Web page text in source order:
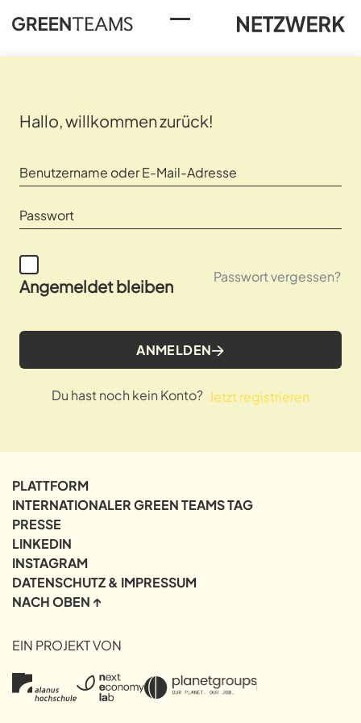
Toggle Menu
Hallo, willkommen zurück!
Angemeldet bleiben Passwort vergessen?
ANMELDEN
Du hast noch kein Konto? Jetzt registrieren
PLATTFORM
INTERNATIONALER GREEN TEAMS TAG
PRESSE
LINKEDIN
INSTAGRAM
DATENSCHUTZ & IMPRESSUM
NACH OBEN ↑
EIN PROJEKT VON